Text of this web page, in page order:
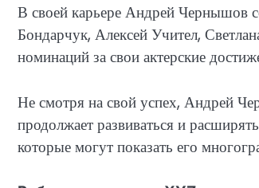
В своей карьере Андрей Чернышов
Бондарчук, Алексей Учител,
номинаций за свои актерские
Не смотря на свой успех, Андрей
продолжает развиваться и
которые могут показать его